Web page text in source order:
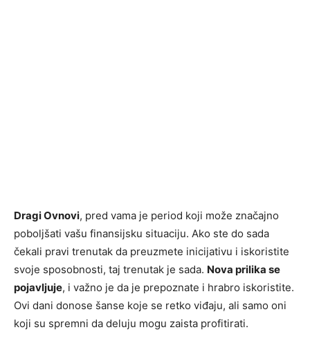
Dragi Ovnovi, pred vama je period koji može značajno
poboljšati vašu finansijsku situaciju. Ako ste do sada
čekali pravi trenutak da preuzmete inicijativu i iskoristite
svoje sposobnosti, taj trenutak je sada. Nova prilika se
pojavljuje, i važno je da je prepoznate i hrabro iskoristite.
Ovi dani donose šanse koje se retko viđaju, ali samo oni
koji su spremni da deluju mogu zaista profitirati.